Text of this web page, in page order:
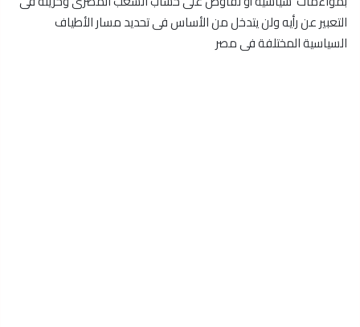
التعبير عن رأيه ولن يتدخل من الأساس فى تحديد مسار الأطياف
السياسية المختلفة فى مصر